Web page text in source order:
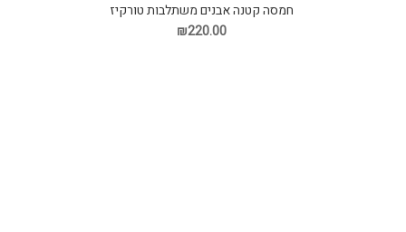
חמסה קטנה אבנים משתלבות טורקיז
₪220.00